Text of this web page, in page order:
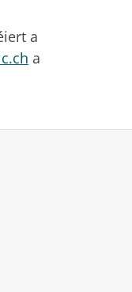
a
a